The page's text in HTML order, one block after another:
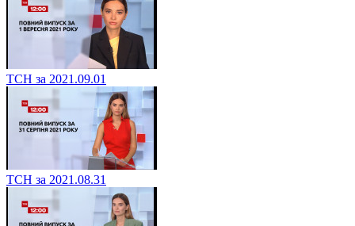
ТСН за 2021.09.01
ТСН за 2021.08.31